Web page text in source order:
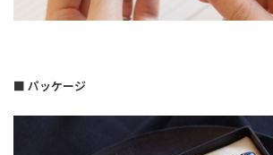
■ パッケージ